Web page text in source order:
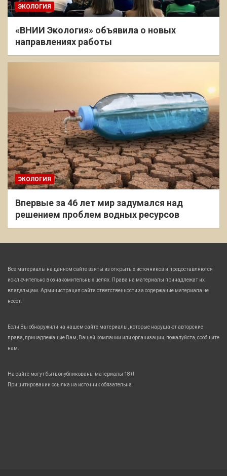
ЭКОЛОГИЯ
«ВНИИ Экология» объявила о новых
направлениях работы
ЭКОЛОГИЯ
Впервые за 46 лет мир задумался над
решением проблем водных ресурсов
Все материалы на данном сайте взяты из открытых источников и предоставляются
исключительно в ознакомительных целях. Права на материалы принадлежат их
владельцам. Администрация сайта ответственности за содержание материала не
несет.
Если Вы обнаружили на нашем сайте материалы, которые нарушают авторские
права, принадлежащие Вам, Вашей компании или организации, пожалуйста, сообщите
нам.
На сайте могут быть опубликованы материалы 18+!
При цитировании ссылка на источник обязательна.